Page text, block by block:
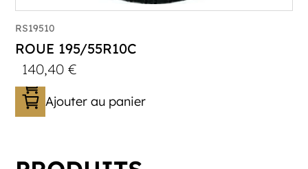
RS19510
ROUE 195/55R10C
140,40€
Ajouter au panier